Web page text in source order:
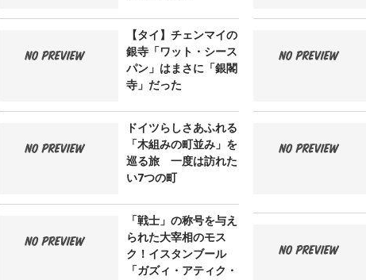
【タイ】チェンマイの
銀寺「ワット・シース
パン」はまさに「銀閣
寺」だった
ドイツらしさあふれる
「木組みの町並み」を
巡る旅 一度は訪れた
い7つの町
「戦士」の称号を与え
られた大宰相のモス
ク！イスタンブール
「ガズィ・アティク・